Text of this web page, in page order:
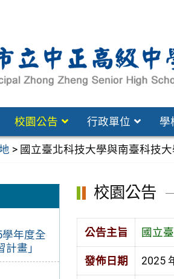
校園公告 行政單位 學
> 國立臺北科技大學與南臺科技
年度全
畫」
校園公告
公告主旨 國立
發佈日期 2025